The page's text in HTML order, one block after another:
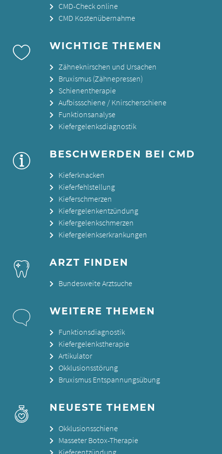
CMD-Check online
CMD Kostenübernahme
WICHTIGE THEMEN
Zähneknirschen und Ursachen
Bruxismus (Zähnepressen)
Schienentherapie
Aufbissschiene / Knirscherschiene
Funktionsanalyse
Kiefergelenksdiagnostik
BESCHWERDEN BEI CMD
Kieferknacken
Kieferfehlstellung
Kieferschmerzen
Kiefergelenkentzündung
Kiefergelenkschmerzen
Kiefergelenkserkrankungen
ARZT FINDEN
Bundesweite Arztsuche
WEITERE THEMEN
Funktionsdiagnostik
Kiefergelenkstherapie
Artikulator
Okklusionsstörung
Bruxismus Entspannungsübung
NEUESTE THEMEN
Okklusionsschiene
Masseter Botox-Therapie